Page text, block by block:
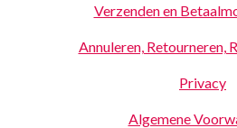
Verzenden en
Annuleren, Retourneren,
Privacy
Algemene